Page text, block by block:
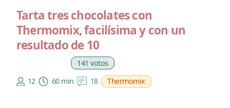
Tarta tres chocolates con
Thermomix, facilísima y con un
resultado de 10
141 votos
12
60 min 18 Thermomix